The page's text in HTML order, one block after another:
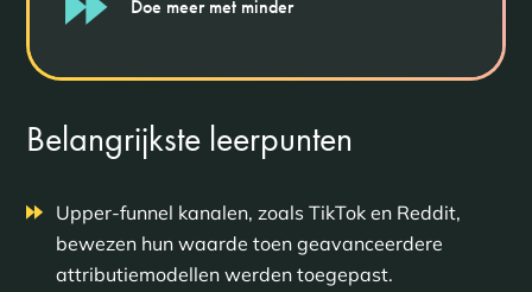
Doe meer met minder
Belangrijkste leerpunten
Upper-funnel kanalen, zoals TikTok en Reddit,
bewezen hun waarde toen geavanceerdere
attributiemodellen werden toegepast.